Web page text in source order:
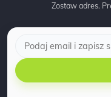
Zostaw adres.